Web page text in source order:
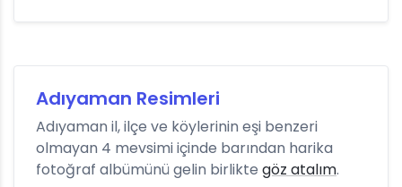
Adıyaman Resimleri
Adıyaman il, ilçe ve köylerinin eşi benzeri
olmayan 4 mevsimi içinde barından harika
fotoğraf albümünü gelin birlikte göz atalım.